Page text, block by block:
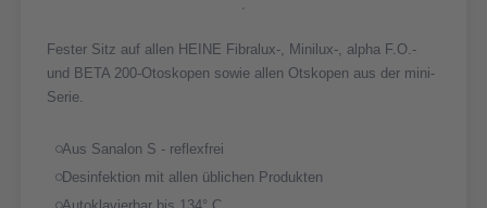
Fester Sitz auf allen HEINE Fibralux-, Minilux-, alpha F.O.-
und BETA 200-Otoskopen sowie allen Otskopen aus der mini-
Serie.
Aus Sanalon S - reflexfrei
Desinfektion mit allen üblichen Produkten